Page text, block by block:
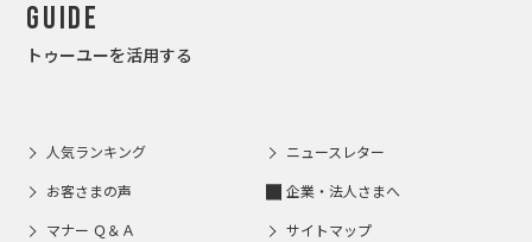
Guide
トゥーユーを活用する
人気ランキング ニュースレター
お客さまの声 企業・法人さまへ
マナー Ｑ＆Ａ サイトマップ